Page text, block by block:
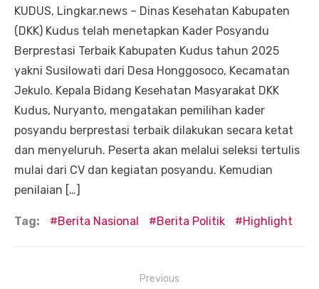
KUDUS, Lingkar.news – Dinas Kesehatan Kabupaten
(DKK) Kudus telah menetapkan Kader Posyandu
Berprestasi Terbaik Kabupaten Kudus tahun 2025
yakni Susilowati dari Desa Honggosoco, Kecamatan
Jekulo. Kepala Bidang Kesehatan Masyarakat DKK
Kudus, Nuryanto, mengatakan pemilihan kader
posyandu berprestasi terbaik dilakukan secara ketat
dan menyeluruh. Peserta akan melalui seleksi tertulis
mulai dari CV dan kegiatan posyandu. Kemudian
penilaian […]
Tag: Berita Nasional Berita Politik Highlight
Previous